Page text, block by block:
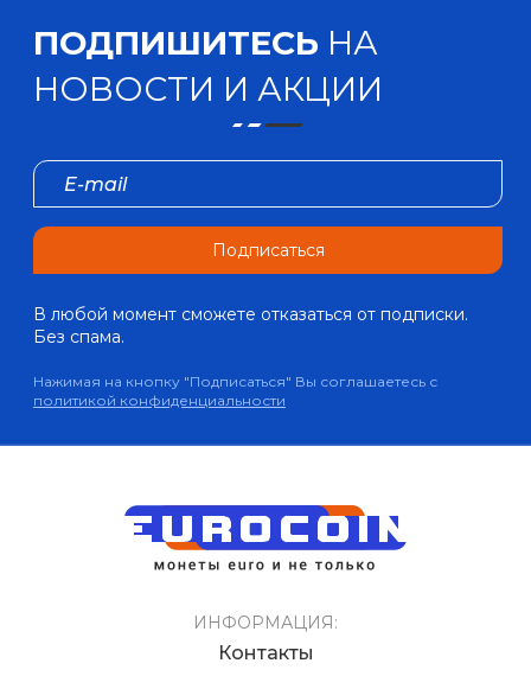
ПОДПИШИТЕСЬ НА
НОВОСТИ И АКЦИИ
Подписаться
В любой момент сможете отказаться от подписки.
Без спама.
Нажимая на кнопку "Подписаться" Вы соглашаетесь с
политикой конфиденциальности
ИНФОРМАЦИЯ:
Контакты